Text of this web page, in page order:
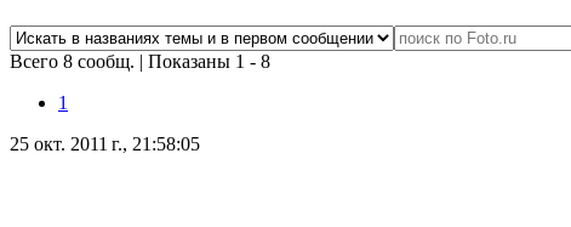
Всего 8 сообщ. | Показаны 1 - 8
1
25 окт. 2011 г., 21:58:05